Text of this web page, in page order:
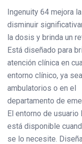
Ingenuity 64 mejora
disminuir
la dosis y brinda un
Está diseñado para
atención clínica en
entorno clínico, ya
ambulatorios o en el
departamento de
El entorno de
está disponible
se lo necesite.